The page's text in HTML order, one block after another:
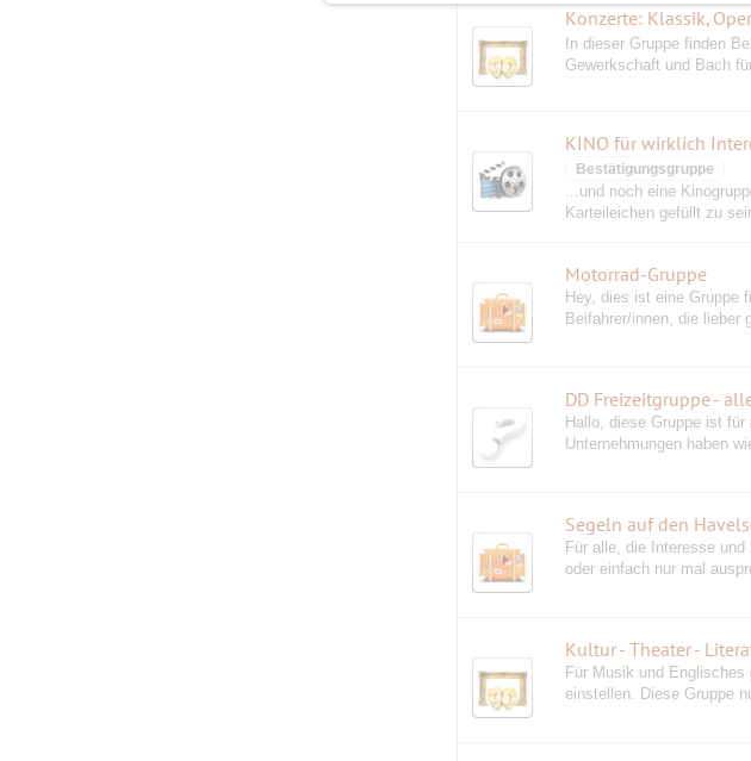
Konzerte: Klassik,
In dieser Gruppe finden
Gewerkschaft und Bach
KINO für wirklich
Bestätigungsgruppe
...und noch eine
Karteileichen gefüllt zu
Motorrad-Gruppe
Hey, dies ist eine Gruppe
Beifahrer/innen, die lieber
DD Freizeitgruppe -
Hallo, diese Gruppe ist
Unternehmungen haben
Segeln auf den
Für alle, die Interesse
oder einfach nur mal
Kultur - Theater -
Für Musik und
einstellen. Diese Gruppe